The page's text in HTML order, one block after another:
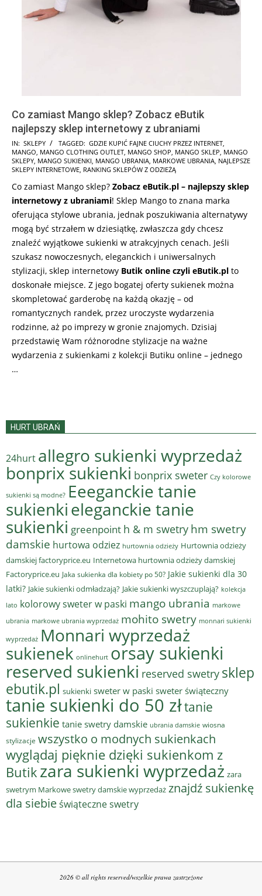
Co zamiast Mango sklep? Zobacz eButik
najlepszy sklep internetowy z ubraniami
2025-
10-
18
IN: SKLEPY TAGGED: GDZIE KUPIĆ FAJNE CIUCHY PRZEZ INTERNET,
MANGO, MANGO CLOTHING OUTLET, MANGO SHOP, MANGO SKLEP, MANGO
SKLEPY, MANGO SUKIENKI, MANGO UBRANIA, MARKOWE UBRANIA, NAJLEPSZE
SKLEPY INTERNETOWE, RANKING SKLEPÓW Z ODZIEŻĄ
Co zamiast Mango sklep? Zobacz eButik.pl – najlepszy sklep
internetowy z ubraniami! Sklep Mango to znana marka
oferująca stylowe ubrania, jednak poszukiwania alternatywy
mogą być strzałem w dziesiątkę, zwłaszcza gdy chcesz
znaleźć wyjątkowe sukienki w atrakcyjnych cenach. Jeśli
szukasz nowoczesnych, eleganckich i uniwersalnych
stylizacji, sklep internetowy Butik online czyli eButik.pl to
doskonałe miejsce. Z jego bogatej oferty sukienek można
skompletować garderobę na każdą okazję – od
romantycznych randek, przez uroczyste wydarzenia
rodzinne, aż po imprezy w gronie znajomych. Dzisiaj
przedstawię Wam różnorodne stylizacje na ważne
wydarzenia z sukienkami z kolekcji Butiku online – jednego
…
HURT UBRAŃ
24hurt allegro sukienki wyprzedaż
bonprix sukienki bonprix sweter Czy kolorowe
sukienki są modne? Eeeganckie tanie
sukienkieleganckie tanie
sukienki greenpoint h & m swetry hm swetry
damskie hurtowa odziez hurtownia odzieży Hurtownia odzieży
damskiej factoryprice.eu Internetowa hurtownia odzieży damskiej
Factoryprice.eu Jaka sukienka dla kobiety po 50? Jakie sukienki dla 30
latki? Jakie sukienki odmładzają? Jakie sukienki wyszczuplają? kolekcja
lato kolorowy sweter w paski mango ubrania markowe
ubrania markowe ubrania wyprzedaż mohito swetry monnari sukienki
wyprzedaż Monnari wyprzedaż
sukienek onlinehurt orsay sukienki
reserved sukienki reserved swetry sklep
ebutik.pl sukienki sweter w paski sweter świąteczny
tanie sukienki do 50 złtanie
sukienkie tanie swetry damskie ubrania damskie wiosna
stylizacje wszystko o modnych sukienkach
wyglądaj pięknie dzięki sukienkom z
Butik zara sukienki wyprzedaż zara
swetrym Markowe swetry damskie wyprzedaż znajdź sukienkę
dla siebieświąteczne swetry
2026 © all rights reserved/wszelkie prawa zastrzeżone